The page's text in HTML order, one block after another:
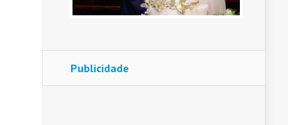
Publicidade